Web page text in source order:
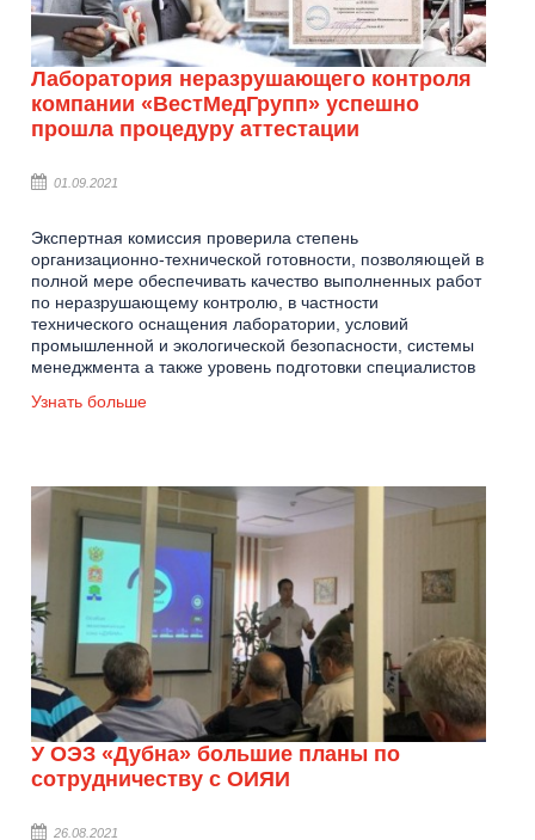
Лаборатория неразрушающего контроля
компании «ВестМедГрупп» успешно
прошла процедуру аттестации
01.09.2021
Экспертная комиссия проверила степень
организационно-технической готовности, позволяющей в
полной мере обеспечивать качество выполненных работ
по неразрушающему контролю, в частности
технического оснащения лаборатории, условий
промышленной и экологической безопасности, системы
менеджмента а также уровень подготовки специалистов
Узнать больше
У ОЭЗ «Дубна» большие планы по
сотрудничеству с ОИЯИ
26.08.2021